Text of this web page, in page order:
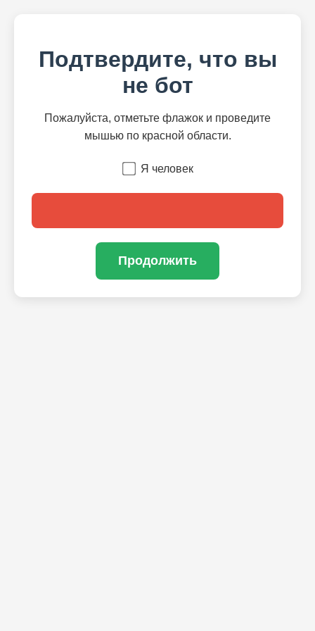
Подтвердите, что вы
не бот
Пожалуйста, отметьте флажок и проведите
мышью по красной области.
Я человек
Продолжить